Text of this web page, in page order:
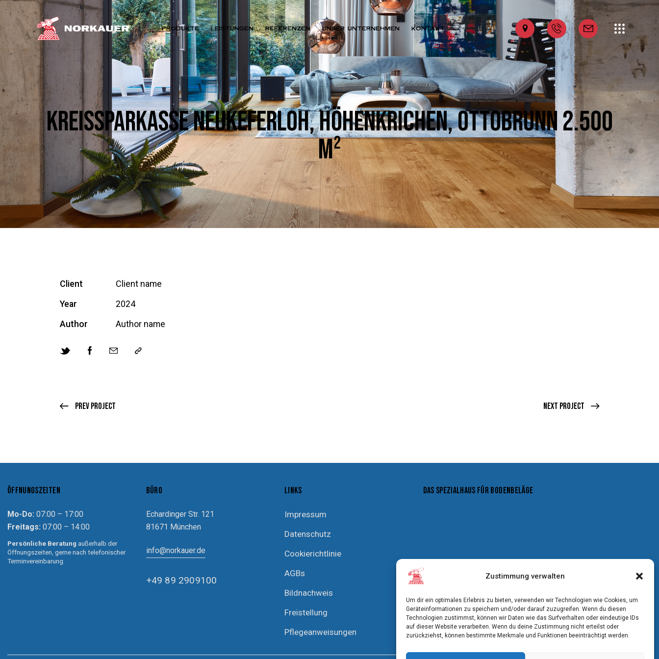
Zustimmung verwalten
Um dir ein optimales Erlebnis zu bieten, verwenden wir Technologien wie Cookies, um
Geräteinformationen zu speichern und/oder darauf zuzugreifen. Wenn du diesen
Technologien zustimmst, können wir Daten wie das Surfverhalten oder eindeutige IDs
auf dieser Website verarbeiten. Wenn du deine Zustimmung nicht erteilst oder
zurückziehst, können bestimmte Merkmale und Funktionen beeinträchtigt werden.
PRODUKTE LEISTUNGEN REFERENZEN UNSER UNTERNEHMEN KONTAKT
KREISSPARKASSE NEUKEFERLOH, HÖHENKRICHEN, OTTOBRUNN 2.500
M²
Client
Client name
Year
2024
Author
Author name
Prev Project Next Project
ÖFFNUNGSZEITEN
Mo-Do: 07:00 – 17:00
Freitags: 07:00 – 14:00
Persönliche Beratung außerhalb der
Öffnungszeiten, gerne nach telefonischer
Terminvereinbarung.
BÜRO
Echardinger Str. 121
81671 München
info@norkauer.de
+49 89 2909100
LINKS
Impressum
Datenschutz
Cookierichtlinie
AGBs
Bildnachweis
Freistellung
Pflegeanweisungen
DAS SPEZIALHAUS FÜR BODENBELÄGE